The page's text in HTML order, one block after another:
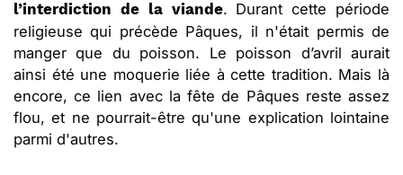
l’interdiction de la viande. Durant cette période
religieuse qui précède Pâques, il n'était permis de
manger que du poisson. Le poisson d’avril aurait
ainsi été une moquerie liée à cette tradition. Mais là
encore, ce lien avec la fête de Pâques reste assez
flou, et ne pourrait-être qu'une explication lointaine
parmi d'autres.